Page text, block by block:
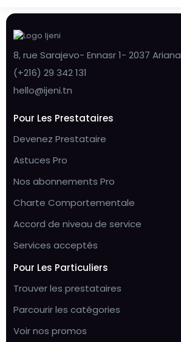
8, rue Sarajevo- Ennasr 1- 2037 Ariana
(+216) 29 342 131
hello@ijeni.tn
Pour Les Prestataires
Devenez Prestataire
Astuces Pro
Nos abonnements Pro
Charte Comportementale
Accord de niveau de service
Services acceptés
Pour Les Particuliers
Trouver les prestataires
Parcourir les catégories
Voir nos promos